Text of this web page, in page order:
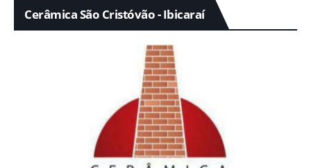
Cerâmica São Cristóvão - Ibicaraí